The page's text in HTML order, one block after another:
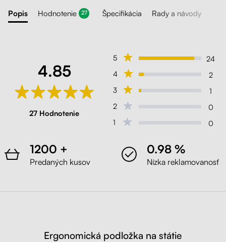
Popis Hodnotenie 27 Špecifikácia Rady a návody
4.85
27 Hodnotenie
5
24
4
2
3
1
2
0
1
0
1200 +
Predaných kusov
0.98 %
Nízka reklamovanosť
Ergonomická podložka na státie